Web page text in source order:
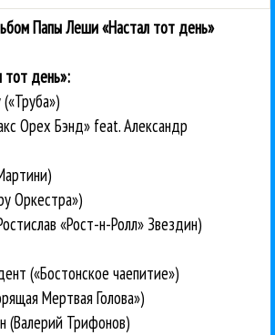
Папы Леши «Настал тот день»
тот день»:
Орех Бэнд» feat. Александр
Оркестра»)
«Рост-н-Ролл» Звездин)
(«Бостонское чаепитие»)
Мертвая Голова»)
(Валерий Трифонов)